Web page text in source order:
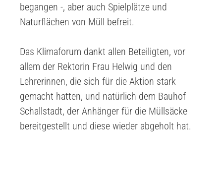
begangen -, aber auch Spielplätze und
Naturflächen von Müll befreit.
Das Klimaforum dankt allen Beteiligten, vor
allem der Rektorin Frau Helwig und den
Lehrerinnen, die sich für die Aktion stark
gemacht hatten, und natürlich dem Bauhof
Schallstadt, der Anhänger für die Müllsäcke
bereitgestellt und diese wieder abgeholt hat.